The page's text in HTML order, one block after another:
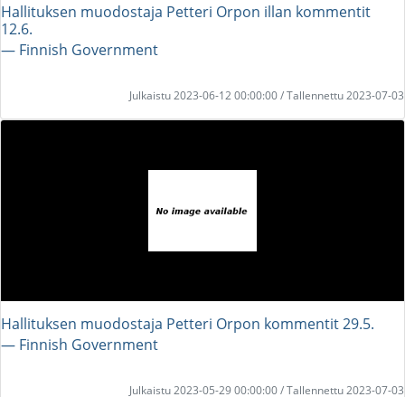
Hallituksen muodostaja Petteri Orpon illan kommentit
12.6.
― Finnish Government
Julkaistu 2023-06-12 00:00:00 / Tallennettu 2023-07-03
Hallituksen muodostaja Petteri Orpon kommentit 29.5.
― Finnish Government
Julkaistu 2023-05-29 00:00:00 / Tallennettu 2023-07-03